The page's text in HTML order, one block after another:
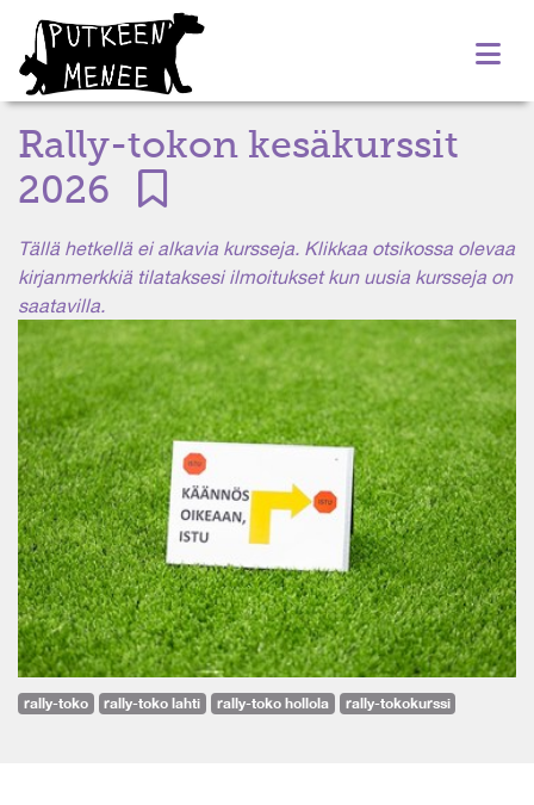
Rally-tokon kesäkurssit
2026
Tällä hetkellä ei alkavia kursseja. Klikkaa otsikossa olevaa
kirjanmerkkiä tilataksesi ilmoitukset kun uusia kursseja on
saatavilla.
rally-toko rally-toko lahti rally-toko hollola rally-tokokurssi